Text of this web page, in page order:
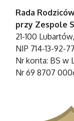
Rada
przy Zespole
21-100
NIP 714-13-92-
Nr konta: BS w
Nr 69 8707